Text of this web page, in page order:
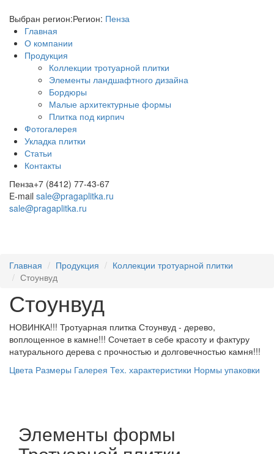
Выбран регион:Регион: Пенза
Главная
О компании
Продукция
Коллекции тротуарной плитки
Элементы ландшафтного дизайна
Бордюры
Малые архитектурные формы
Плитка под кирпич
Фотогалерея
Укладка плитки
Статьи
Контакты
Пенза+7 (8412) 77-43-67
E-mail sale@pragaplitka.ru
sale@pragaplitka.ru
Главная Продукция
Коллекции тротуарной плитки
Стоунвуд
Стоунвуд
НОВИНКА!!! Тротуарная плитка Стоунвуд - дерево,
воплощенное в камне!!! Сочетает в себе красоту и фактуру
натурального дерева с прочностью и долговечностью камня!!!
Цвета Размеры Галерея Тех. характеристики Нормы упаковки
Элементы формы